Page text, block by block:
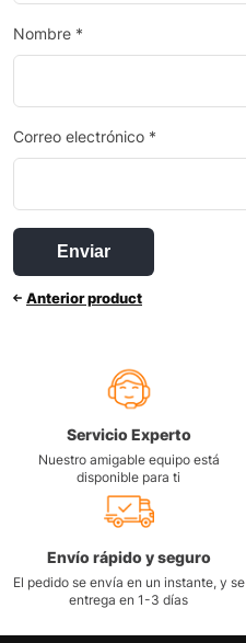
Nombre *
Correo electrónico *
Anterior product
Servicio Experto
Nuestro amigable equipo está
disponible para ti
Envío rápido y seguro
El pedido se envía en un instante, y se
entrega en 1-3 días